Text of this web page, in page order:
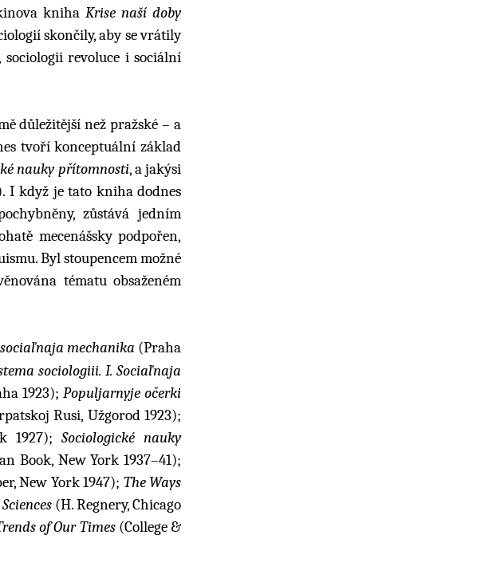
knihaKrise naší doby
skončily, aby se vrátily
revoluce i sociální
důležitější než pražské – a
tvoří konceptuální základ
nauky přítomnosti, a jakýsi
I když je tato kniha dodnes
zůstává jedním
mecenášsky podpořen,
Byl stoupencem možné
tématu obsaženém
mechanika (Praha
sociologiii. I. Sociaľnaja
1923);Populjarnyje očerki
Rusi, Užgorod 1923);
1927); Sociologické nauky
Book, New York 1937–41);
New York 1947); The Ways
(H. Regnery, Chicago
of Our Times(College &